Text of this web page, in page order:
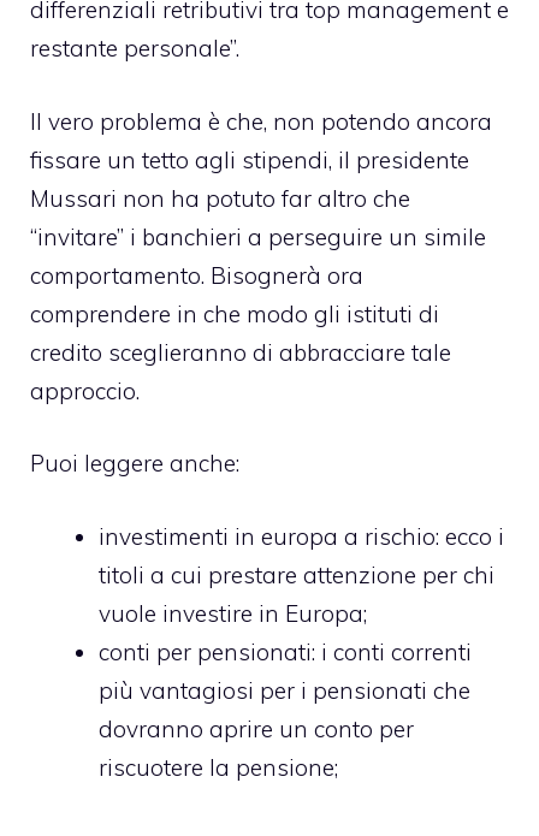
differenziali retributivi tra top management e
restante personale”.
Il vero problema è che, non potendo ancora
fissare un tetto agli stipendi, il presidente
Mussari non ha potuto far altro che
“invitare” i banchieri a perseguire un simile
comportamento. Bisognerà ora
comprendere in che modo gli istituti di
credito sceglieranno di abbracciare tale
approccio.
Puoi leggere anche:
investimenti in europa a rischio: ecco i
titoli a cui prestare attenzione per chi
vuole investire in Europa;
conti per pensionati: i conti correnti
più vantagiosi per i pensionati che
dovranno aprire un conto per
riscuotere la pensione;